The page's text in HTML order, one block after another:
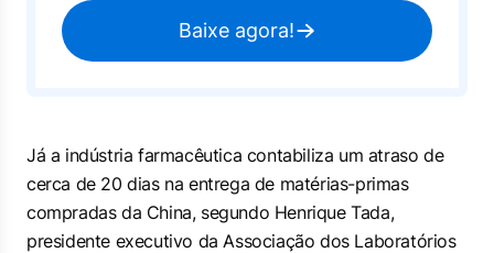
Baixe agora!
Já a indústria farmacêutica contabiliza um atraso de
cerca de 20 dias na entrega de matérias-primas
compradas da China, segundo Henrique Tada,
presidente executivo da Associação dos Laboratórios